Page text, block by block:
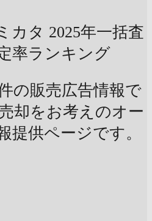
カタ 2025年一括査
率ランキング
の販売広告情報で
却をお考えのオー
提供ページです。